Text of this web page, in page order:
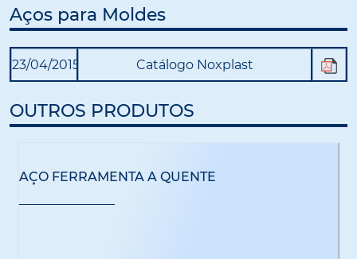
Aços para Moldes
23/04/2015 Catálogo Noxplast
OUTROS PRODUTOS
AÇO FERRAMENTA A QUENTE